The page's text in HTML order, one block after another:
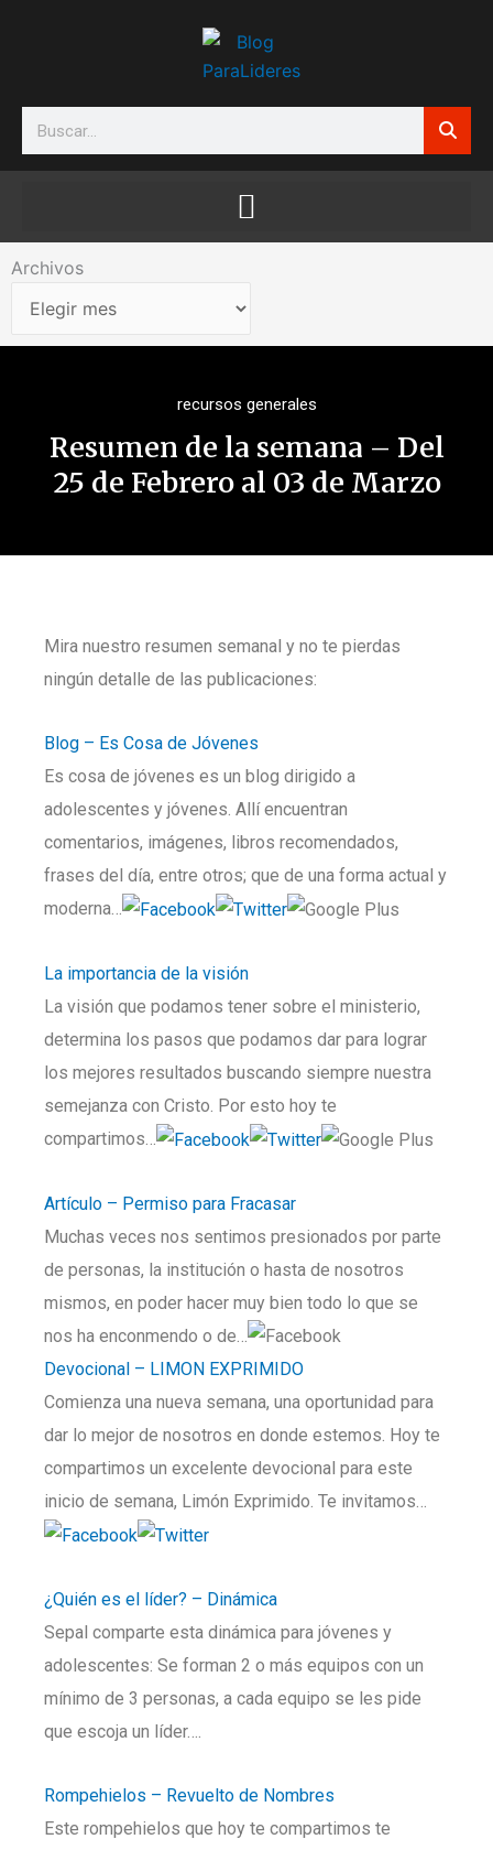
Search
Archivos
Archivos
recursos generales
Resumen de la semana – Del
25 de Febrero al 03 de Marzo
Mira nuestro resumen semanal y no te pierdas
ningún detalle de las publicaciones:
Blog – Es Cosa de Jóvenes
Es cosa de jóvenes es un blog dirigido a
adolescentes y jóvenes. Allí encuentran
comentarios, imágenes, libros recomendados,
frases del día, entre otros; que de una forma actual y
moderna…
La importancia de la visión
La visión que podamos tener sobre el ministerio,
determina los pasos que podamos dar para lograr
los mejores resultados buscando siempre nuestra
semejanza con Cristo. Por esto hoy te
compartimos…
Artículo – Permiso para Fracasar
Muchas veces nos sentimos presionados por parte
de personas, la institución o hasta de nosotros
mismos, en poder hacer muy bien todo lo que se
nos ha enconmendo o de…
Devocional – LIMON EXPRIMIDO
Comienza una nueva semana, una oportunidad para
dar lo mejor de nosotros en donde estemos. Hoy te
compartimos un excelente devocional para este
inicio de semana, Limón Exprimido. Te invitamos…
¿Quién es el líder? – Dinámica
Sepal comparte esta dinámica para jóvenes y
adolescentes: Se forman 2 o más equipos con un
mínimo de 3 personas, a cada equipo se les pide
que escoja un líder….
Rompehielos – Revuelto de Nombres
Este rompehielos que hoy te compartimos te